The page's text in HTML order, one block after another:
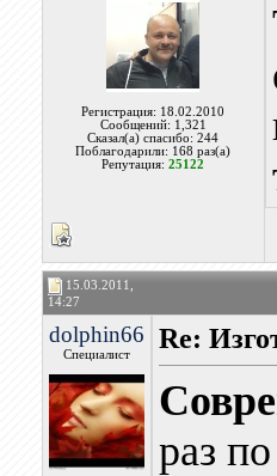
Регистрация: 18.02.2010
Сообщений: 1,321
Сказал(а) спасибо: 244
Поблагодарили: 168 раз(а)
Репутация:25122
15.03.2011,
14:27
dolphin66
Специалист
Re:
раз